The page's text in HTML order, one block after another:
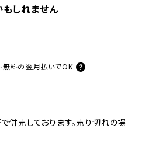
もしれません
無料の 翌月払いでOK
併売しております。売り切れの場